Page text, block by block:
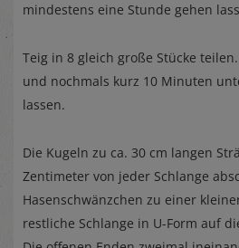
mindestens eine Stunde gehen
Teig in 8 gleich große Stücke
und nochmals kurz 10 Minuten
lassen.
Die Kugeln zu ca. 30 cm langen
Zentimeter von jeder Schlange
Hasenschwänzchen zu einer
restliche Schlange in U-Form auf